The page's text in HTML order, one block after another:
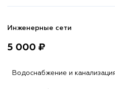
Инженерные сети
5 000 ₽
Водоснабжение и